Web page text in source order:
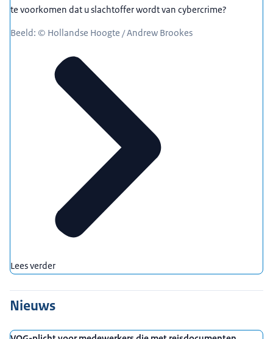
te voorkomen dat u slachtoffer wordt van cybercrime?
Beeld: © Hollandse Hoogte / Andrew Brookes
Lees verder
Nieuws